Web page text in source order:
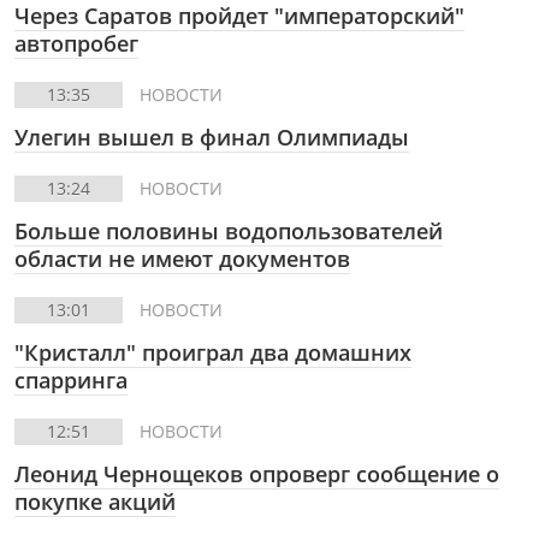
Через Саратов пройдет "императорский"
автопробег
13:35 НОВОСТИ
Улегин вышел в финал Олимпиады
13:24 НОВОСТИ
Больше половины водопользователей
области не имеют документов
13:01 НОВОСТИ
"Кристалл" проиграл два домашних
спарринга
12:51 НОВОСТИ
Леонид Чернощеков опроверг сообщение о
покупке акций